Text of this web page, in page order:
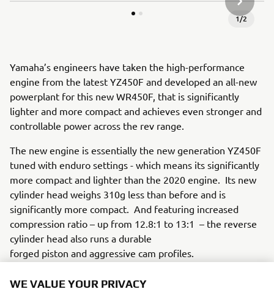
1/2
NEXT
Yamaha’s engineers have taken the high-performance
engine from the latest YZ450F and developed an all-new
powerplant for this new WR450F, that is significantly
lighter and more compact and achieves even stronger and
controllable power across the rev range.
The new engine is essentially the new generation YZ450F
tuned with enduro settings - which means its significantly
more compact and lighter than the 2020 engine. Its new
cylinder head weighs 310g less than before and is
significantly more compact. And featuring increased
compression ratio – up from 12.8:1 to 13:1 – the reverse
cylinder head also runs a durable
forged piston and aggressive cam profiles.
The intake/exhaust valve angles and intake port design
WE VALUE YOUR PRIVACY